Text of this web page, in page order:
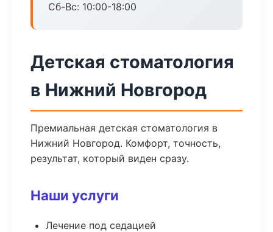
Сб-Вс: 10:00-18:00
Детская стоматология
в Нижний Новгород
Премиальная детская стоматология в
Нижний Новгород. Комфорт, точность,
результат, который виден сразу.
Наши услуги
Лечение под седацией